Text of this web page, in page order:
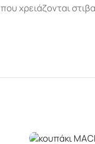
χρειάζονται